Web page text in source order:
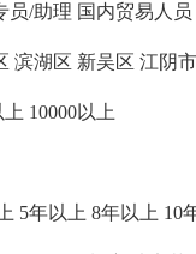
员/助理 国内贸易人员
滨湖区 新吴区 江阴市
上 10000以上
5年以上 8年以上 10